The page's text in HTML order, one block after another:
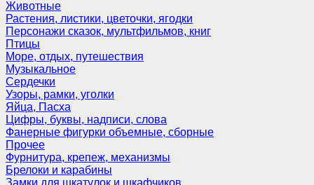
Животные
Растения, листики, цветочки, ягодки
Персонажи сказок, мультфильмов, книг
Птицы
Море, отдых, путешествия
Музыкальное
Сердечки
Узоры, рамки, уголки
Яйца, Пасха
Цифры, буквы, надписи, слова
Фанерные фигурки объемные, сборные
Прочее
Фурнитура, крепеж, механизмы
Брелоки и карабины
Замки для шкатулок и шкафчиков